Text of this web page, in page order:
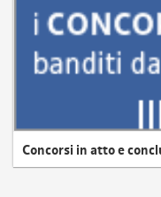
Concorsi in atto e